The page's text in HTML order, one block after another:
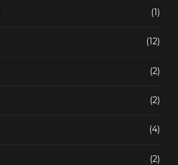
(1)
(12)
(2)
(2)
(4)
(2)